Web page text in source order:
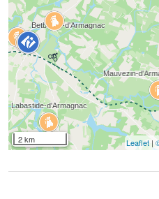
2 km Leaflet |